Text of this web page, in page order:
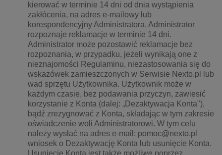
kierować w terminie 14 dni od dnia wystąpienia
zakłócenia, na adres e-mailowy lub
korespondencyjny Administratora. Administrator
rozpoznaje reklamacje w terminie 14 dni.
Administrator może pozostawić reklamacje bez
rozpoznania, w przypadku, jeżeli wynikają one z
nieznajomości Regulaminu, niezastosowania się do
wskazówek zamieszczonych w Serwisie Nexto.pl lub
wad sprzętu Użytkownika. Użytkownik może w
każdym czasie, bez podawania przyczyn, zawiesić
korzystanie z Konta (dalej: „Dezaktywacja Konta"),
bądź zrezygnować z Konta, składając w tym zakresie
oświadczenie woli Administratorowi. W tym celu
należy wysłać na adres e-mail: pomoc@nexto.pl
wniosek o Dezaktywację Konta lub usunięcie Konta.
Usunięcie Konta jest także możliwe poprzez